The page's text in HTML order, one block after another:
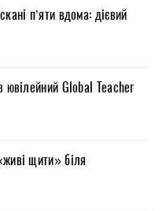
п’яти вдома: дієвий
ювілейний Global Teacher
щити» біля